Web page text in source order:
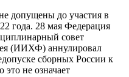
допущены до участия в
года. 28 мая Федерация
совет
(ИИХФ) аннулировал
сборных России к
это не означает